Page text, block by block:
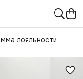
лояльности